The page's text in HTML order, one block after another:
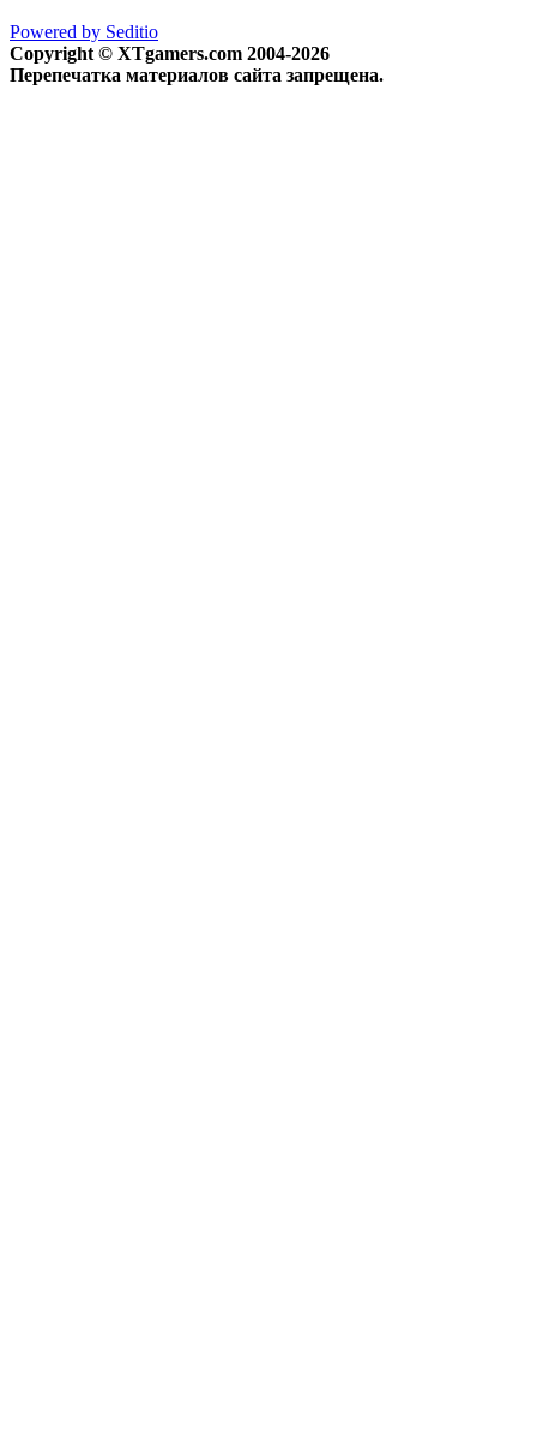
Powered by Seditio
Copyright © XTgamers.com 2004-2026
Перепечатка материалов сайта запрещена.